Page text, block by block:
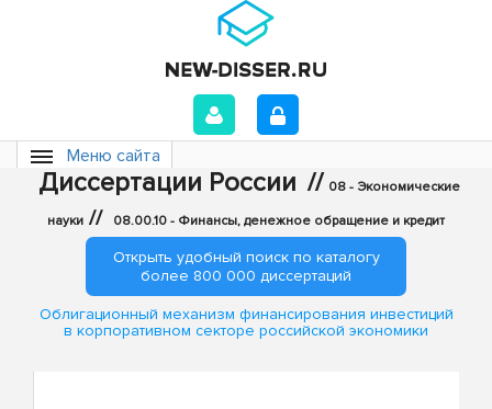
Меню сайта
Диссертации России // 08 - Экономические
науки // 08.00.10 - Финансы, денежное обращение и кредит
Открыть удобный поиск по каталогу
более 800 000 диссертаций
Облигационный механизм финансирования инвестиций
в корпоративном секторе российской экономики